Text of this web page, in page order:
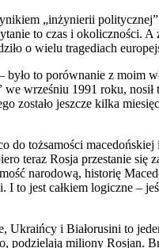
„inżynierii
to czas i okoliczności. A
o wielu tragediach
było to porównanie z moim
wrześniu 1991 roku, nosił
zostało jeszcze kilka
do tożsamości
teraz Rosja przestanie się
narodową, historię
I to jest całkiem logiczne –
Ukraińcy i Białorusini to
podzielają miliony Rosjan.